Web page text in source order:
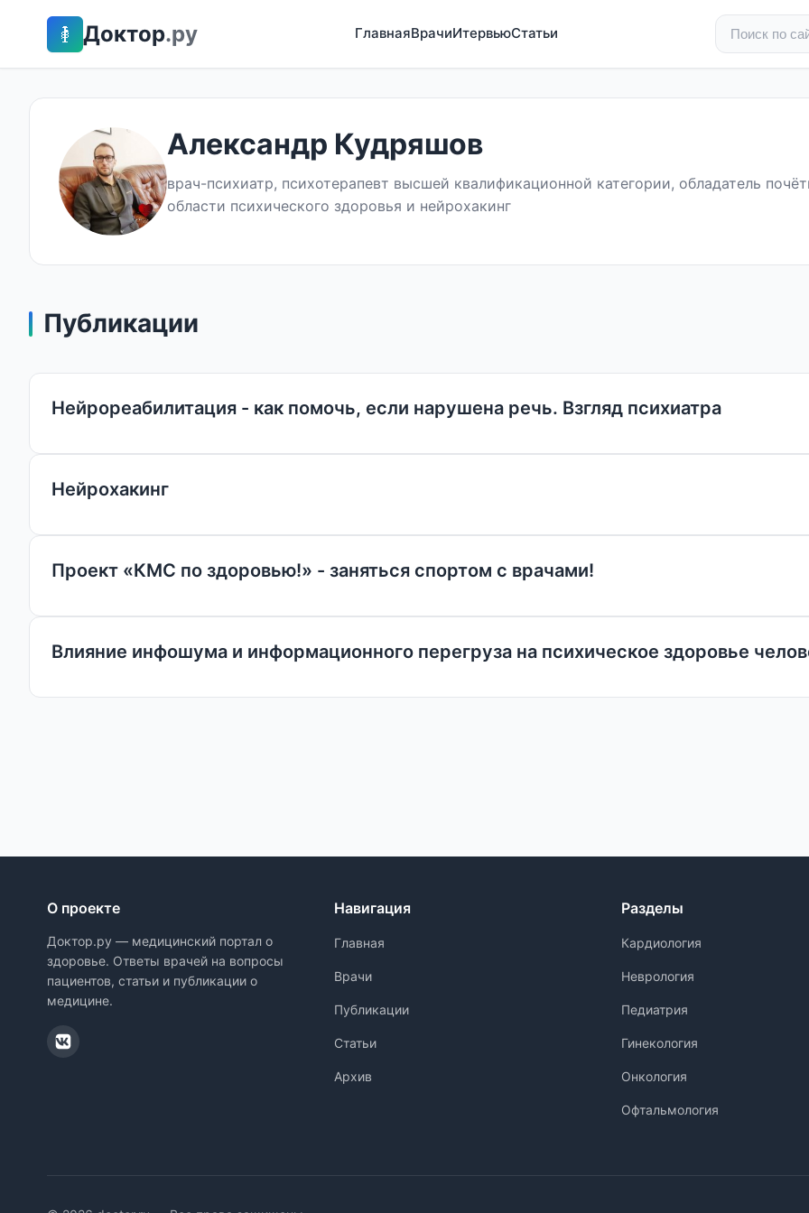
Доктор.ру ГлавнаяВрачиИтервьюСтатьи
Александр Кудряшов
врач-психиатр, психотерапевт высшей квалификационной категории, обладатель
области психического здоровья и нейрохакинг
Публикации
Нейрореабилитация - как помочь, если нарушена речь. Взгляд психиатра
Нейрохакинг
Проект «КМС по здоровью!» - заняться спортом с врачами!
Влияние инфошума и информационного перегруза на психическое здоровье
О проекте
Доктор.ру — медицинский портал о
здоровье. Ответы врачей на вопросы
пациентов, статьи и публикации о
медицине.
Навигация
Главная
Врачи
Публикации
Статьи
Архив
Разделы
Кардиология
Неврология
Педиатрия
Гинекология
Онкология
Офтальмология